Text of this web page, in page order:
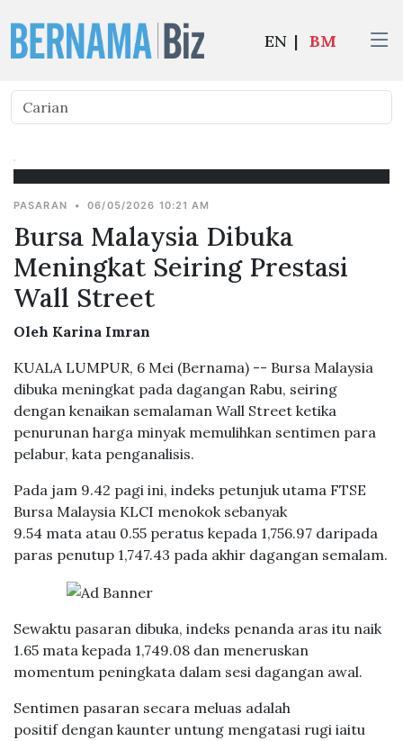
EN | BM
PASARAN • 06/05/2026 10:21 AM
Bursa Malaysia Dibuka
Meningkat Seiring Prestasi
Wall Street
Oleh Karina Imran
KUALA LUMPUR, 6 Mei (Bernama) -- Bursa Malaysia
dibuka meningkat pada dagangan Rabu, seiring
dengan kenaikan semalaman Wall Street ketika
penurunan harga minyak memulihkan sentimen para
pelabur, kata penganalisis.
Pada jam 9.42 pagi ini, indeks petunjuk utama FTSE
Bursa Malaysia KLCI menokok sebanyak
9.54 mata atau 0.55 peratus kepada 1,756.97 daripada
paras penutup 1,747.43 pada akhir dagangan semalam.
Sewaktu pasaran dibuka, indeks penanda aras itu naik
1.65 mata kepada 1,749.08 dan meneruskan
momentum peningkata dalam sesi dagangan awal.
Sentimen pasaran secara meluas adalah
positif dengan kaunter untung mengatasi rugi iaitu